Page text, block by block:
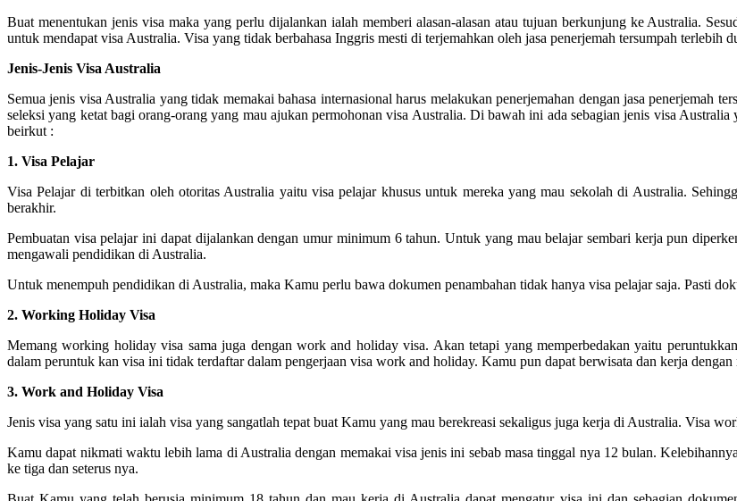
Buat menentukan jenis visa maka yang perlu dijalankan ialah memberi alasan-alasan atau tujuan berkunjung ke Australia.
untuk mendapat visa Australia. Visa yang tidak berbahasa Inggris mesti di terjemahkan oleh jasa penerjemah tersumpah terlebih
Jenis-Jenis Visa Australia
Semua jenis visa Australia yang tidak memakai bahasa internasional harus melakukan penerjemahan dengan jasa penerjemah
seleksi yang ketat bagi orang-orang yang mau ajukan permohonan visa Australia. Di bawah ini ada sebagian jenis visa
beirkut :
1. Visa Pelajar
Visa Pelajar di terbitkan oleh otoritas Australia yaitu visa pelajar khusus untuk mereka yang mau sekolah di Australia.
berakhir.
Pembuatan visa pelajar ini dapat dijalankan dengan umur minimum 6 tahun. Untuk yang mau belajar sembari kerja pun
mengawali pendidikan di Australia.
Untuk menempuh pendidikan di Australia, maka Kamu perlu bawa dokumen penambahan tidak hanya visa pelajar saja. Pasti
2. Working Holiday Visa
Memang working holiday visa sama juga dengan work and holiday visa. Akan tetapi yang memperbedakan yaitu
dalam peruntuk kan visa ini tidak terdaftar dalam pengerjaan visa work and holiday. Kamu pun dapat berwisata dan kerja
3. Work and Holiday Visa
Jenis visa yang satu ini ialah visa yang sangatlah tepat buat Kamu yang mau berekreasi sekaligus juga kerja di Australia. Visa
Kamu dapat nikmati waktu lebih lama di Australia dengan memakai visa jenis ini sebab masa tinggal nya 12 bulan.
ke tiga dan seterus nya.